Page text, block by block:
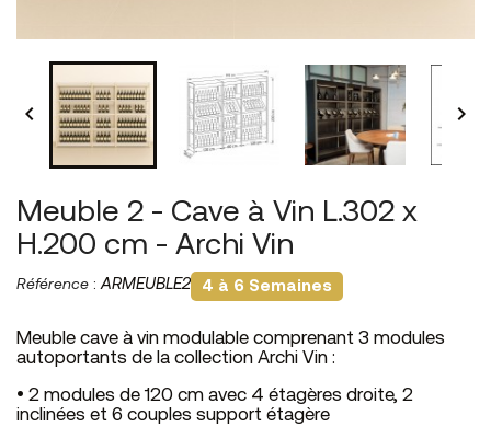
 
Meuble 2 - Cave à Vin L.302 x
H.200 cm - Archi Vin
Référence :ARMEUBLE2 4 à 6 Semaines
Meuble cave à vin modulable comprenant 3 modules
autoportants de la collection Archi Vin :
• 2 modules de 120 cm avec 4 étagères droite, 2
inclinées et 6 couples support étagère